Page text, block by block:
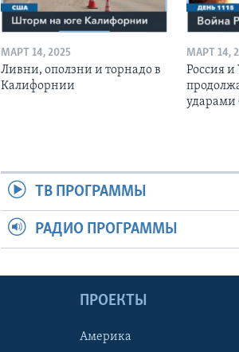
МАРТ 14, 2025
Ливни, оползни и торнадо в
Калифорнии
МАРТ 14,
Россия
ударами
ТВ ПРОГРАММЫ
РАДИО ПРОГРАММЫ
ПРОЕКТЫ
Америка